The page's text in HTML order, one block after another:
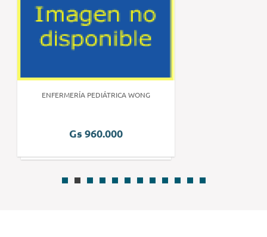
ENFERMERÍA PEDIÁTRICA WONG
Gs 960.000